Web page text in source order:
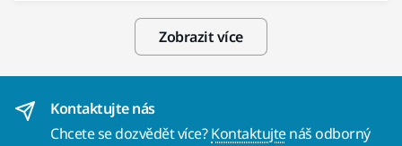
Zobrazit více
Kontaktujte nás
Chcete se dozvědět více?Kontaktujtenáš odborný